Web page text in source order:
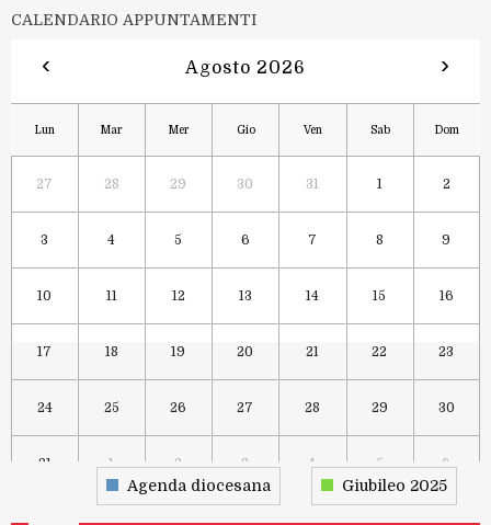
CALENDARIO APPUNTAMENTI
‹ Agosto 2026 ›
Lun Mar Mer Gio Ven Sab Dom
27 28 29 30 31 1 2
3 4 5 6 7 8 9
10 11 12 13 14 15 16
17 18 19 20 21 22 23
24 25 26 27 28 29 30
31 1 2 3 4 5 6
Agenda diocesana Giubileo 2025